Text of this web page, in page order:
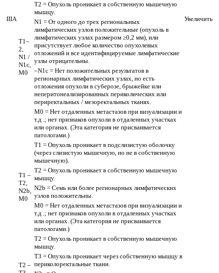
IIIA Увеличить
T1–
2,
N1 /
N1c,
M0
T2 = Опухоль проникает в собственную мышечную
мышцу.
N1 = От одного до трех региональных
лимфатических узлов положительные (опухоль в
лимфатических узлах размером ≥0,2 мм), или
присутствует любое количество опухолевых
отложений и все идентифицируемые лимфатические
узлы отрицательны.
–N1c = Нет положительных результатов в
регионарных лимфатических узлах, но есть
отложения опухоли в суберозе, брыжейке или
неперитонеализированных периколических или
периректальных / мезоректальных тканях.
M0 = Нет отдаленных метастазов при визуализации и
т.д .; нет признаков опухоли в отдаленных участках
или органах. (Эта категория не присваивается
патологами.)
T1 –
T2,
N2b,
M0
T1 = Опухоль проникает в подслизистую оболочку
(через слизистую мышечную, но не в собственную
мышечную).
T2 = Опухоль проникает в собственную мышечную
мышцу.
N2b = Семь или более регионарных лимфатических
узлов положительны.
M0 = Нет отдаленных метастазов при визуализации и
т.д .; нет признаков опухоли в отдаленных участках
или органах. (Эта категория не присваивается
патологами.)
T2 –
T2 = Опухоль проникает в собственную мышечную
мышцу.
T3 = Опухоль проникает через собственную мышцу в
периколоректальные ткани.